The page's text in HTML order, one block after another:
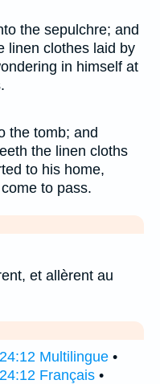
the sepulchre; and
linen clothes laid by
in himself at
the tomb; and
the linen cloths
to his home,
to pass.
et allèrent au
Multilingue •
Français •